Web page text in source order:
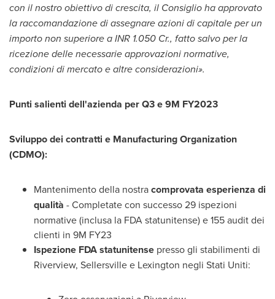
con il nostro obiettivo di crescita, il Consiglio ha approvato
la raccomandazione di assegnare azioni di capitale per un
importo non superiore a INR 1.050 Cr., fatto salvo per la
ricezione delle necessarie approvazioni normative,
condizioni di mercato e altre considerazioni».
Punti salienti dell'azienda per Q3 e9M FY2023
Sviluppo dei contratti e Manufacturing Organization
(CDMO):
Mantenimento della nostracomprovata esperienza di
qualità - Completate con successo 29 ispezioni
normative (inclusa la FDA statunitense) e 155 audit dei
clienti in 9M FY23
Ispezione FDA statunitense presso gli stabilimenti di
Riverview, Sellersville e Lexington negli Stati Uniti: